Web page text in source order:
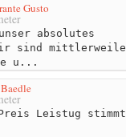
Gusto
absolutes
sind mittlerweile
u...
Leistug stimmt